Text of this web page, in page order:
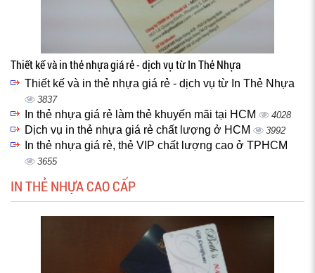
Thiết kế và in thẻ nhựa giá rẻ - dịch vụ từ In Thẻ Nhựa
Thiết kế và in thẻ nhựa giá rẻ - dịch vụ từ In Thẻ Nhựa
3837
In thẻ nhựa giá rẻ làm thẻ khuyến mãi tại HCM 4028
Dịch vụ in thẻ nhựa giá rẻ chất lượng ở HCM 3992
In thẻ nhựa giá rẻ, thẻ VIP chất lượng cao ở TPHCM
3655
IN THẺ NHỰA CAO CẤP